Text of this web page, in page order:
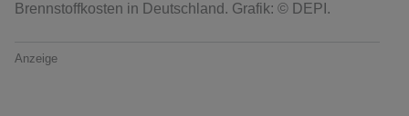
Brennstoffkosten in Deutschland. Grafik: © DEPI.
Anzeige